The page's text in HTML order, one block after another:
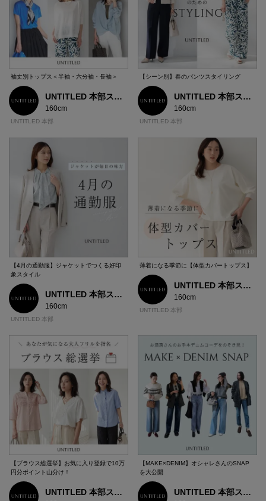
袖丈別トップス＜半袖・六分袖・長袖＞
UNTITLED 本部スタッフ
160cm
UNTITLED 本部
【シーン別】春のパンツスタイリング
UNTITLED 本部スタッフ
160cm
UNTITLED 本部
【4月の通勤服】ジャケットでつくる好印
象スタイル
UNTITLED 本部スタッフ
160cm
UNTITLED 本部
薄着になる季節に【体型カバートップス】
UNTITLED 本部スタッフ
160cm
UNTITLED 本部
【ブラウス総選挙】お気に入り登録で10万
円分ポイント山分け！
UNTITLED 本部スタッフ
【MAKE×DENIM】オシャレさんのSNAP
を大公開
UNTITLED 本部スタッフ